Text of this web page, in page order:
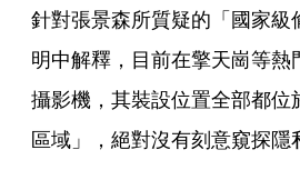
針對張景森所質疑的「國家
明中解釋，目前在擎天崗等
攝影機，其裝設位置全部都
區域」，絕對沒有刻意窺探隱